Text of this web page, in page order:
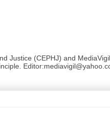
Justice (CEPHJ) and